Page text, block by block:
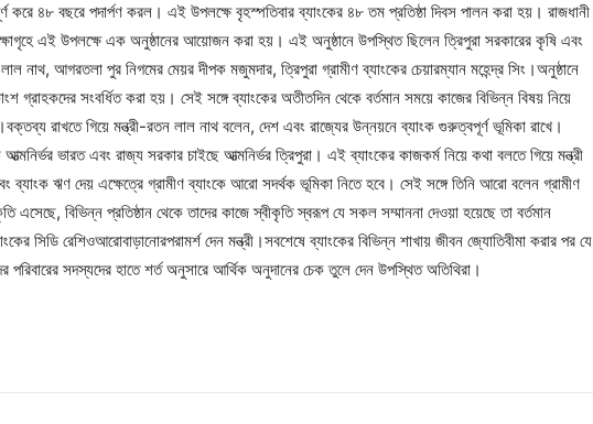
করে ৪৮ বছরে পদার্পণ করল। এই উপলক্ষে বৃহস্পতিবার ব্যাংকের ৪৮ তম প্রতিষ্ঠা দিবস পালন করা হয়। রাজধানী
এই উপলক্ষে এক অনুষ্ঠানের আয়োজন করা হয়। এই অনুষ্ঠানে উপস্থিত ছিলেন ত্রিপুরা সরকারের কৃষি এবং
নাথ, আগরতলা পুর নিগমের মেয়র দীপক মজুমদার, ত্রিপুরা গ্রামীণ ব্যাংকের চেয়ারম্যান মহেন্দ্র সিং।অনুষ্ঠানে
গ্রাহকদের সংবর্ধিত করা হয়। সেই সঙ্গে ব্যাংকের অতীতদিন থেকে বর্তমান সময়ে কাজের বিভিন্ন বিষয় নিয়ে
রাখতে গিয়ে মন্ত্রী-রতন লাল নাথ বলেন, দেশ এবং রাজ্যের উন্নয়নে ব্যাংক গুরুত্বপূর্ণ ভূমিকা রাখে।
আত্মনির্ভর ভারত এবং রাজ্য সরকার চাইছে আত্মনির্ভর ত্রিপুরা। এই ব্যাংকের কাজকর্ম নিয়ে কথা বলতে গিয়ে মন্ত্রী
ব্যাংক ঋণ দেয় এক্ষেত্রে গ্রামীণ ব্যাংকে আরো সদর্থক ভূমিকা নিতে হবে। সেই সঙ্গে তিনি আরো বলেন গ্রামীণ
এসেছে, বিভিন্ন প্রতিষ্ঠান থেকে তাদের কাজে স্বীকৃতি স্বরূপ যে সকল সম্মাননা দেওয়া হয়েছে তা বর্তমান
সিডি রেশিওআরোবাড়ানোরপরামর্শ দেন মন্ত্রী।সবশেষে ব্যাংকের বিভিন্ন শাখায় জীবন জ্যোতিবীমা করার পর যে
সদস্যদের হাতে শর্ত অনুসারে আর্থিক অনুদানের চেক তুলে দেন উপস্থিত অতিথিরা।